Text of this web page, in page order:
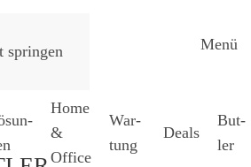
springen Menü
Home
&
Office
War­
tung
Deals
But­
ler